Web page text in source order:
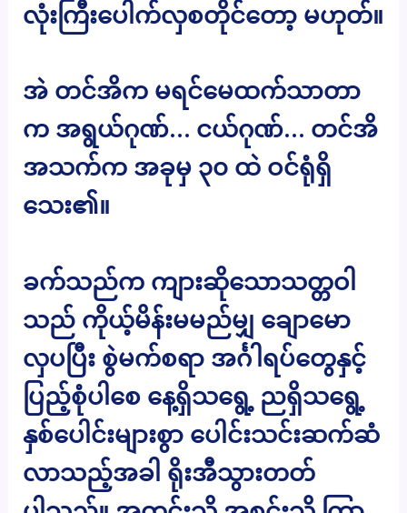
လုံးကြီးပေါက်လှစတိုင်တော့ မဟုတ်။
အဲ တင်အိက မရင်မေထက်သာတာ
က အရွယ်ဂုဏ်… ငယ်ဂုဏ်… တင်အိ
အသက်က အခုမှ ၃၀ ထဲ ဝင်ရုံရှိ
သေး၏။
ခက်သည်က ကျားဆိုသောသတ္တဝါ
သည် ကိုယ့်မိန်းမမည်မျှ ချောမော
လှပပြီး စွဲမက်စရာ အင်္ဂါရပ်တွေနှင့်
ပြည့်စုံပါစေ နေ့ရှိသရွေ့ ညရှိသရွေ့
နှစ်ပေါင်းများစွာ ပေါင်းသင်းဆက်ဆံ
လာသည့်အခါ ရိုးအီသွားတတ်